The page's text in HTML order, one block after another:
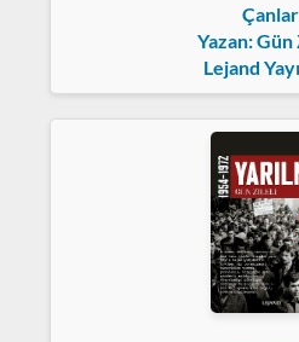
Çanlar
Yazan: Gün
Lejand